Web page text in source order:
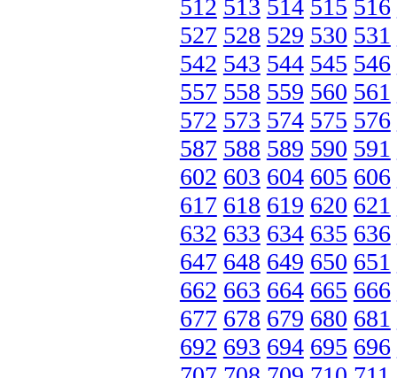
512 513 514 515 516
527 528 529 530 531
542 543 544 545 546
557 558 559 560 561
572 573 574 575 576
587 588 589 590 591
602 603 604 605 606
617 618 619 620 621
632 633 634 635 636
647 648 649 650 651
662 663 664 665 666
677 678 679 680 681
692 693 694 695 696